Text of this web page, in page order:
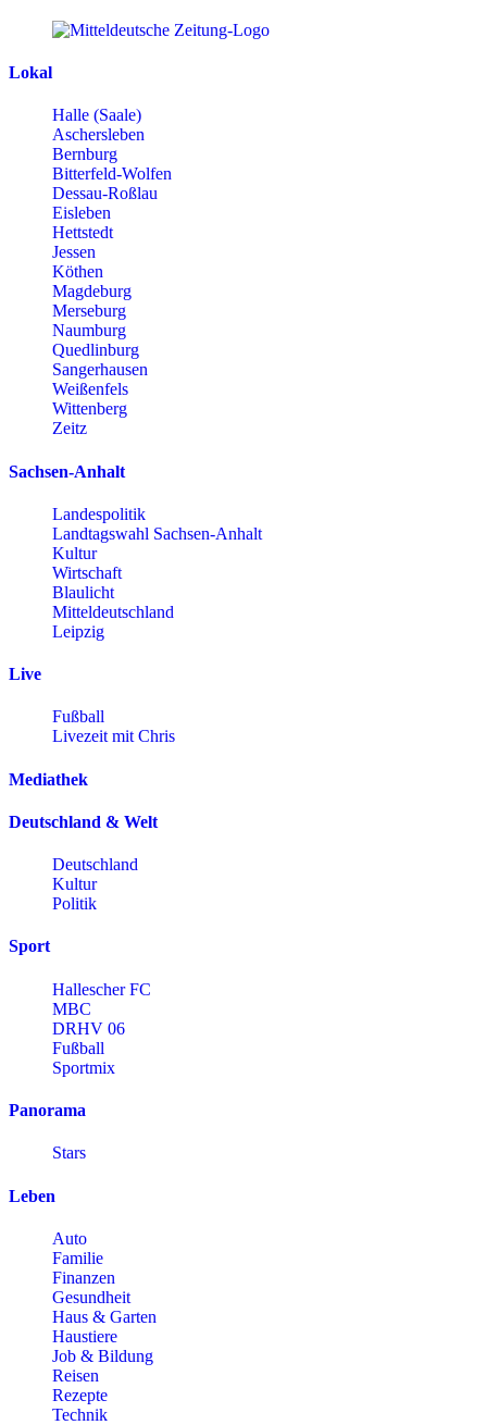
Lokal
Halle (Saale)
Aschersleben
Bernburg
Bitterfeld-Wolfen
Dessau-Roßlau
Eisleben
Hettstedt
Jessen
Köthen
Magdeburg
Merseburg
Naumburg
Quedlinburg
Sangerhausen
Weißenfels
Wittenberg
Zeitz
Sachsen-Anhalt
Landespolitik
Landtagswahl Sachsen-Anhalt
Kultur
Wirtschaft
Blaulicht
Mitteldeutschland
Leipzig
Live
Fußball
Livezeit mit Chris
Mediathek
Deutschland & Welt
Deutschland
Kultur
Politik
Sport
Hallescher FC
MBC
DRHV 06
Fußball
Sportmix
Panorama
Stars
Leben
Auto
Familie
Finanzen
Gesundheit
Haus & Garten
Haustiere
Job & Bildung
Reisen
Rezepte
Technik